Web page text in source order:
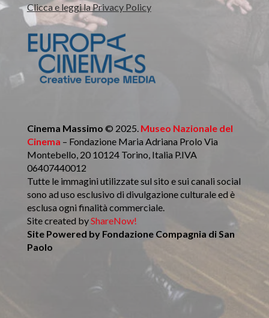
Clicca e leggi la Privacy Policy
Cinema Massimo © 2025. Museo Nazionale del
Cinema – Fondazione Maria Adriana Prolo Via
Montebello, 20 10124 Torino, Italia P.IVA
06407440012
Tutte le immagini utilizzate sul sito e sui canali social
sono ad uso esclusivo di divulgazione culturale ed è
esclusa ogni finalità commerciale.
Site created byShareNow!
Site Powered by Fondazione Compagnia di San
Paolo